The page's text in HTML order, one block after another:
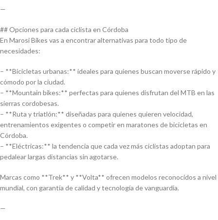
—
## Opciones para cada ciclista en Córdoba
En Marosi Bikes vas a encontrar alternativas para todo tipo de
necesidades:
– **Bicicletas urbanas:** ideales para quienes buscan moverse rápido y
cómodo por la ciudad.
– **Mountain bikes:** perfectas para quienes disfrutan del MTB en las
sierras cordobesas.
– **Ruta y triatlón:** diseñadas para quienes quieren velocidad,
entrenamientos exigentes o competir en maratones de bicicletas en
Córdoba.
– **Eléctricas:** la tendencia que cada vez más ciclistas adoptan para
pedalear largas distancias sin agotarse.
Marcas como **Trek** y **Volta** ofrecen modelos reconocidos a nivel
mundial, con garantía de calidad y tecnología de vanguardia.
—